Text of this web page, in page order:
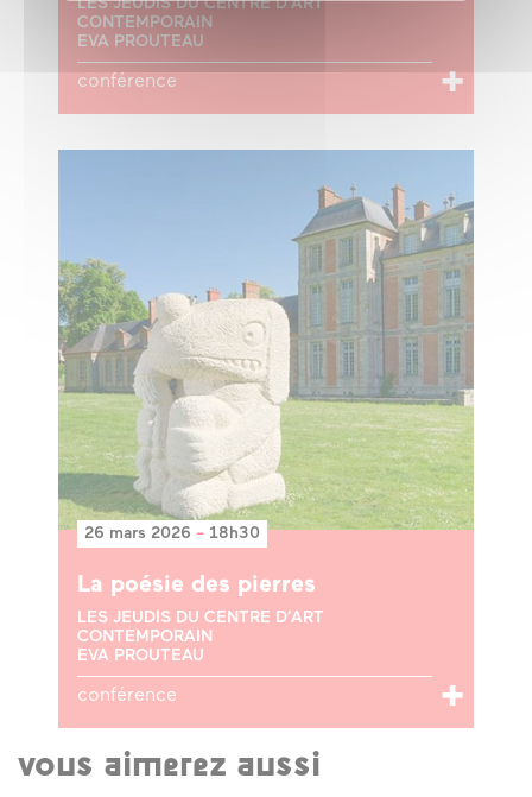
LES JEUDIS DU CENTRE D’ART
CONTEMPORAIN
EVA PROUTEAU
conférence
26 mars 2026 - 18h30
La poésie des pierres
LES JEUDIS DU CENTRE D’ART
CONTEMPORAIN
EVA PROUTEAU
conférence
vous aimerez aussi